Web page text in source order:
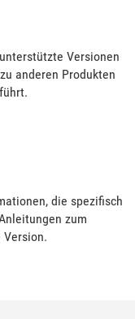
Versionen
anderen Produkten
die spezifisch
zum